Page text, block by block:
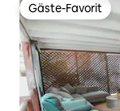
Gäste-Favorit
Gäste-Favorit